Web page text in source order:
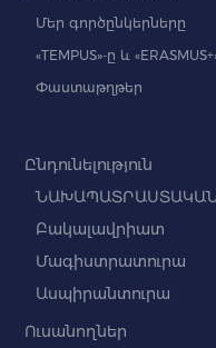
Մեր գործընկերները
«TEMPUS»-ը և
Փաստաթղթեր
Ընդունելություն
Բակալավրիատ
Մագիստրատուրա
Ասպիրանտուրա
Ուսանողներ